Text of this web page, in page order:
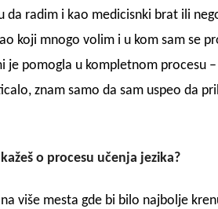
da radim i kao medicisnki brat ili
koji mnogo volim i u kom sam se
je pomogla u kompletnom procesu
znam samo da sam uspeo da
o procesu učenja jezika?
više mesta gde bi bilo najbolje